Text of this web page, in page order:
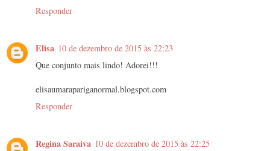
Responder
Elisa 10 de dezembro de 2015 às 22:23
Que conjunto mais lindo! Adorei!!!
elisaumarapariganormal.blogspot.com
Responder
Regina Saraiva 10 de dezembro de 2015 às 22:25